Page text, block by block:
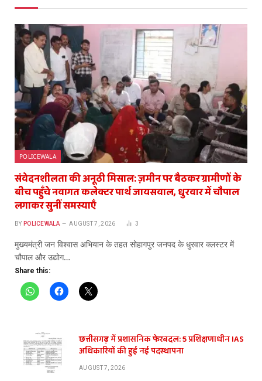
POLICEWALA
संवेदनशीलता की अनूठी मिसाल: ज़मीन पर बैठकर ग्रामीणों के
बीच पहुँचे नवागत कलेक्टर पार्थ जायसवाल, धुरवार में चौपाल
लगाकर सुनीं समस्याएँ
BY POLICEWALA AUGUST 7, 2026 3
​मुख्यमंत्री जन विश्वास अभियान के तहत सोहागपुर जनपद के धुरवार क्लस्टर में
चौपाल और उद्योग…
Share this:
छत्तीसगढ़ में प्रशासनिक फेरबदल: 5 प्रशिक्षणाधीन IAS
अधिकारियों की हुई नई पदस्थापना
AUGUST 7, 2026